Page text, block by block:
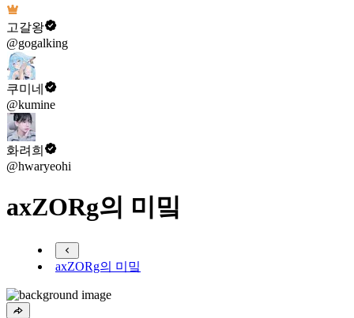
고갈왕
@gogalking
쿠미네
@kumine
화려희
@hwaryeohi
axZORg의 미밐
axZORg의 미밐